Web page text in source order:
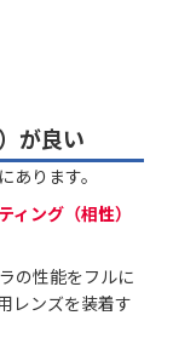
が良い
ります。
ィング（相性）
の性能をフルに
レンズを装着す